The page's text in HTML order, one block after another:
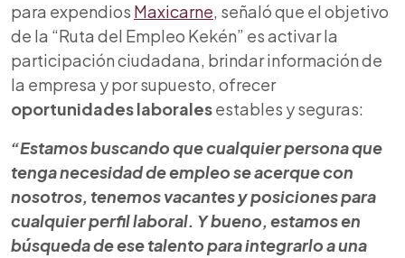
para expendios Maxicarne, señaló que el objetivo
de la “Ruta del Empleo Kekén” es activar la
participación ciudadana, brindar información de
la empresa y por supuesto, ofrecer
oportunidades laboralesestables y seguras:
“Estamos buscando que cualquier persona que
tenga necesidad de empleo se acerque con
nosotros, tenemos vacantes y posiciones para
cualquier perfil laboral. Y bueno, estamos en
búsqueda de ese talento para integrarlo a una